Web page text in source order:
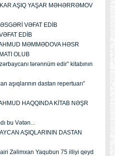
AŞIQ YAŞAR MƏHƏRRƏMOV
VƏFAT EDİB
EDİB
MƏMMƏDOVA HƏSR
OLUB
tərənnüm edir” kitabının
aşıqlarının dastan repertuarı”
HAQQINDA KİTAB NƏŞR
bu Vətən...
AŞIQLARININ DASTAN
Zəlimxan Yaqubun 75 illiyi qeyd